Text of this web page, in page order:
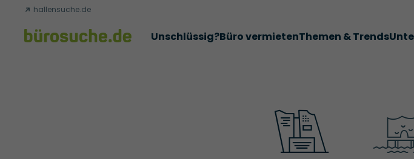
hallensuche.de
Unschlüssig?Büro vermietenThemen & Trends